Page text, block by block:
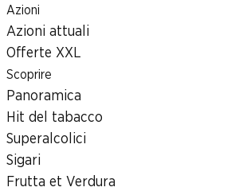
Azioni
Azioni attuali
Offerte XXL
Scoprire
Panoramica
Hit del tabacco
Superalcolici
Sigari
Frutta et Verdura
filiale
De La Morache 6, 1260 Nyon
Centre
La Combe